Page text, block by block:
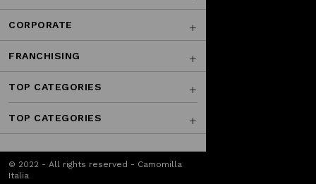
CORPORATE
FRANCHISING
TOP CATEGORIES
TOP CATEGORIES
© 2022 - All rights reserved - Camomilla
Italia